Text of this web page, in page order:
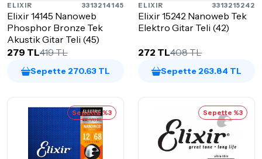
ELIXIR 3313214145
Elixir 14145 Nanoweb
Phosphor Bronze Tek
Akustik Gitar Teli (45)
279 TL419 TL
Sepette 270.63 TL
ELIXIR 3313215242
Elixir 15242 Nanoweb Tek
Elektro Gitar Teli (42)
272 TL408 TL
Sepette 263.84 TL
Sepette %3 Sepette %3